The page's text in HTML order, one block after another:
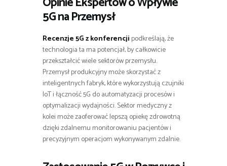
5G na Przemysł
Recenzje 5G z konferencji podkreślają, że
technologia ta ma potencjał, by całkowicie
przekształcić wiele sektorów przemysłu.
Przemysł produkcyjny może skorzystać z
inteligentnych fabryk, które wykorzystują czujniki
IoT i łączność 5G do automatyzacji procesów i
optymalizacji wydajności. Sektor medyczny z
kolei może zaoferować lepszą opiekę zdrowotną
dzięki zdalnemu monitorowaniu pacjentów i
precyzyjnym operacjom wykonywanym zdalnie.